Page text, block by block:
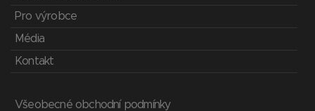
Pro výrobce
Média
Kontakt
Všeobecné obchodní podmínky